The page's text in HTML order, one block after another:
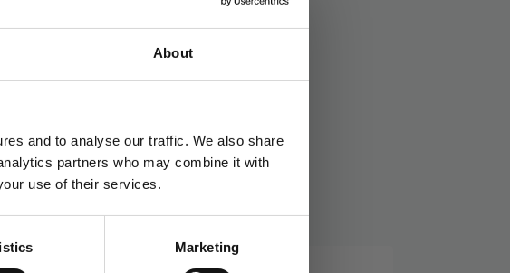
About
and to analyse our traffic. We also share
partners who may combine it with
use of their services.
Marketing